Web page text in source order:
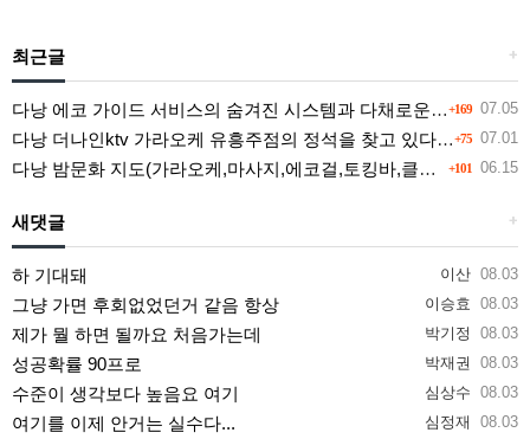
+
최근글
+169 07.05
다낭 에코 가이드 서비스의 숨겨진 시스템과 다채로운 인력 풀의 진실
+75 07.01
다낭 더나인ktv 가라오케 유흥주점의 정석을 찾고 있다면 여기
+101 06.15
다낭 밤문화 지도(가라오케,마사지,에코걸,토킹바,클럽) 유흥별 가격 및 후기공유
+
새댓글
이산 08.03
하 기대돼
이승효 08.03
그냥 가면 후회없었던거 같음 항상
박기정 08.03
제가 뭘 하면 될까요 처음가는데
박재권 08.03
성공확률 90프로
심상수 08.03
수준이 생각보다 높음요 여기
심정재 08.03
여기를 이제 안거는 실수다...